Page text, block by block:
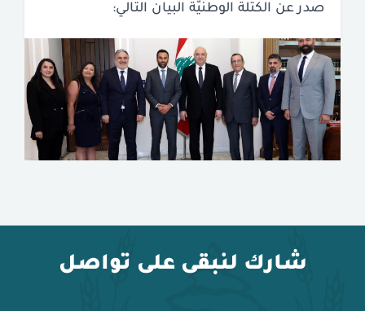
صدر عن الكتلة الوطنيّة البيان التالي:
شارك لنبقى على تواصل